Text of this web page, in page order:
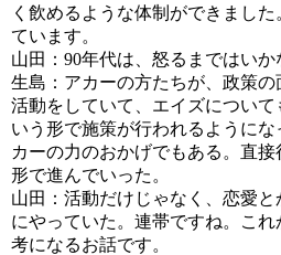
く飲めるような体制ができまし
ています。
山田：90年代は、怒るまではいか
生島：アカーの方たちが、政策
活動をしていて、エイズについ
いう形で施策が行われるように
カーの力のおかげでもある。直
形で進んでいった。
山田：活動だけじゃなく、恋愛
にやっていた。連帯ですね。こ
考になるお話です。